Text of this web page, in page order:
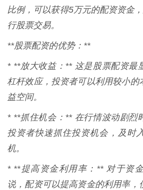
比例，可以获得5万元的配资资金
行股票交易。
**股票配资的优势：**
* **放大收益：** 这是股票配资最
杠杆效应，投资者可以利用较小的
益空间。
* **抓住机会：** 在行情波动剧烈
投资者快速抓住投资机会，及时
机。
* **提高资金利用率：** 对于资
说，配资可以提高资金的利用率，